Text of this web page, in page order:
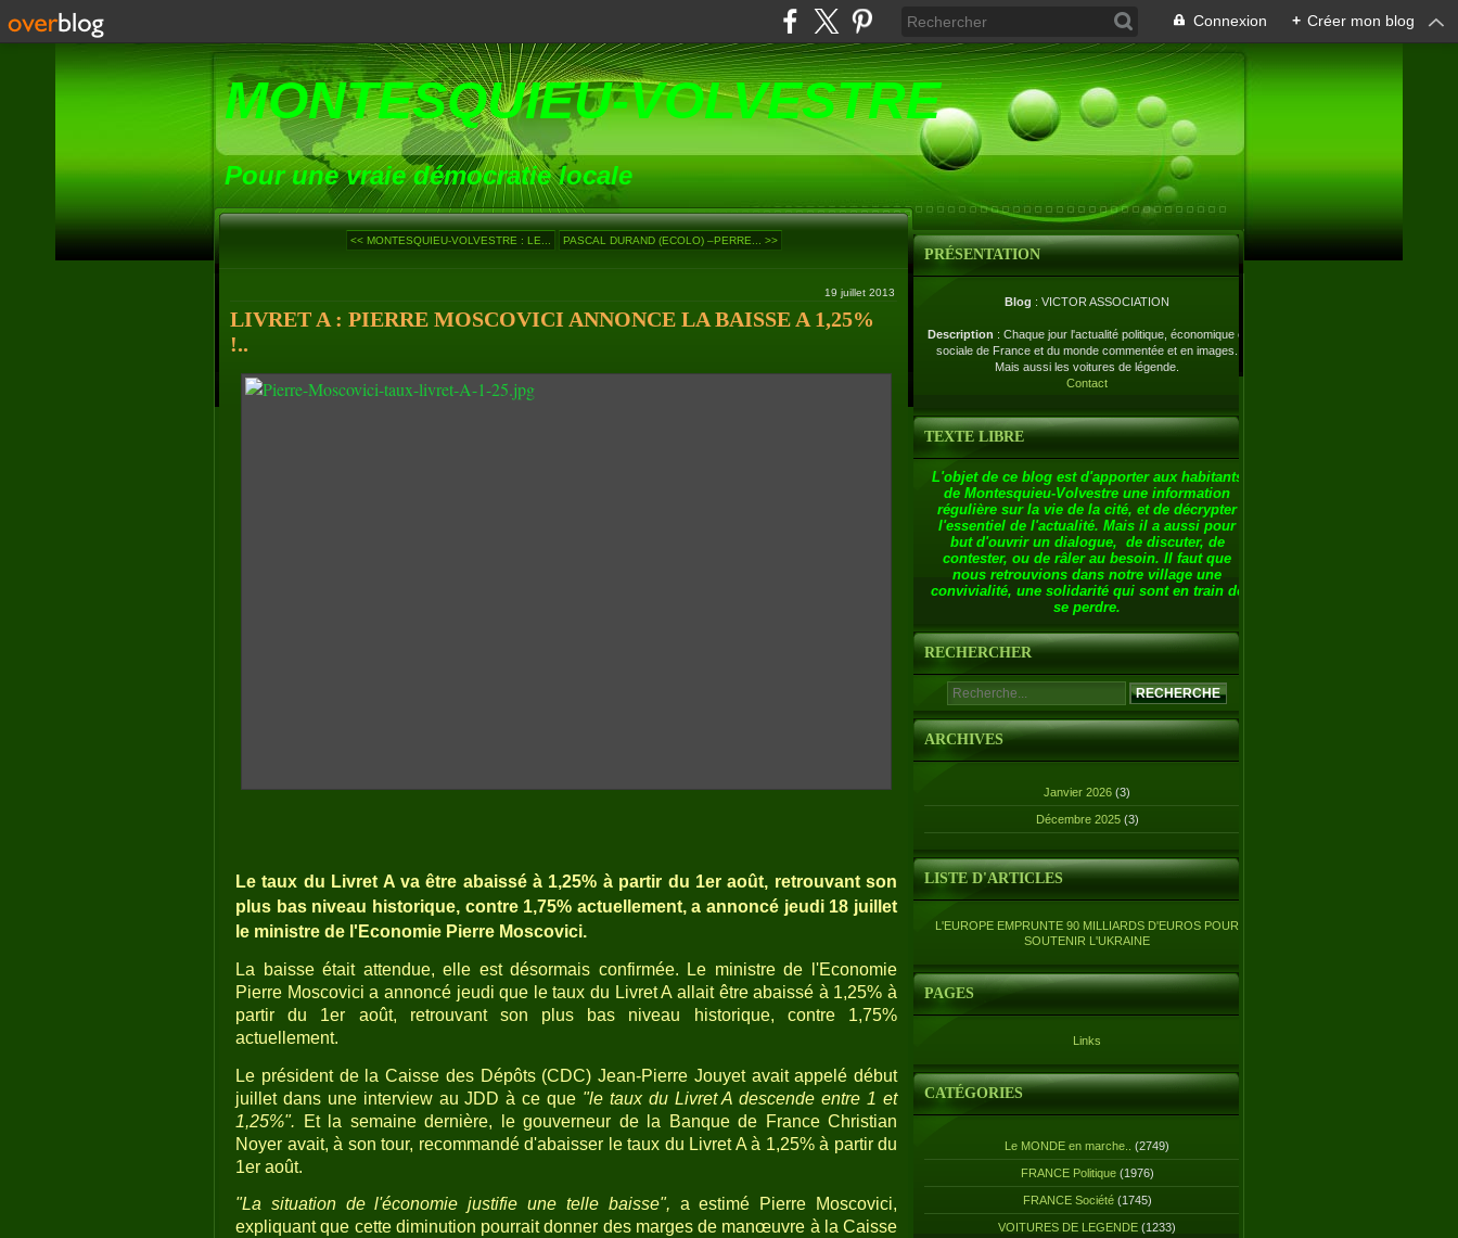
Connexion + Créer mon blog
MONTESQUIEU-VOLVESTRE
Pour une vraie démocratie locale
<< MONTESQUIEU-VOLVESTRE : LE... PASCAL DURAND (ECOLO) –PERRE... >>
19 juillet 2013
LIVRET A : PIERRE MOSCOVICI ANNONCE LA BAISSE A 1,25%
!..
Le taux du Livret A va être abaissé à 1,25% à partir du 1er août, retrouvant son
plus bas niveau historique, contre 1,75% actuellement, a annoncé jeudi 18 juillet
le ministre de l'Economie Pierre Moscovici.
La baisse était attendue, elle est désormais confirmée. Le ministre de l'Economie
Pierre Moscovici a annoncé jeudi que le taux du Livret A allait être abaissé à 1,25% à
partir du 1er août, retrouvant son plus bas niveau historique, contre 1,75%
actuellement.
Le président de la Caisse des Dépôts (CDC) Jean-Pierre Jouyet avait appelé début
juillet dans une interview au JDD à ce que "le taux du Livret A descende entre 1 et
1,25%". Et la semaine dernière, le gouverneur de la Banque de France Christian
Noyer avait, à son tour, recommandé d'abaisser le taux du Livret A à 1,25% à partir du
1er août.
"La situation de l'économie justifie une telle baisse", a estimé Pierre Moscovici,
expliquant que cette diminution pourrait donner des marges de manœuvre à la Caisse
PRÉSENTATION
Blog : VICTOR ASSOCIATION
Description : Chaque jour l'actualité politique, économique et
sociale de France et du monde commentée et en images.
Mais aussi les voitures de légende.
Contact
TEXTE LIBRE
L'objet de ce blog est d'apporter aux habitants
de Montesquieu-Volvestre une information
régulière sur la vie de la cité, et de décrypter
l'essentiel de l'actualité. Mais il a aussi pour
but d'ouvrir un dialogue, de discuter, de
contester, ou de râler au besoin. Il faut que
nous retrouvions dans notre village une
convivialité, une solidarité qui sont en train de
se perdre.
RECHERCHER
ARCHIVES
Janvier 2026 (3)
Décembre 2025 (3)
LISTE D'ARTICLES
L'EUROPE EMPRUNTE 90 MILLIARDS D'EUROS POUR
SOUTENIR L'UKRAINE
PAGES
Links
CATÉGORIES
Le MONDE en marche.. (2749)
FRANCE Politique(1976)
FRANCE Société(1745)
VOITURES DE LEGENDE (1233)